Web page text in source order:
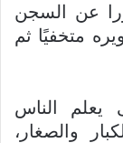
عن السجن
متخفيًا ثم
الناس
والصغار،